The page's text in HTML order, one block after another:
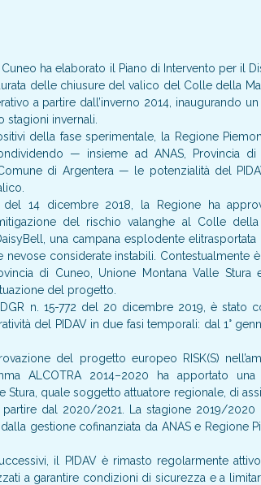
ha elaborato il Piano di Intervento per il
delle chiusure del valico del Colle della
a partire dall’inverno 2014, inaugurando
stagioni invernali.
della fase sperimentale, la Regione
— insieme ad ANAS, Provincia
di Argentera — le potenzialità del
14 dicembre 2018, la Regione ha
del rischio valanghe al Colle della
una campana esplodente
considerate instabili. Contestualmente
di Cuneo, Unione Montana Valle
del progetto.
n. 15-772 del 20 dicembre 2019, è stato
del PIDAV in due fasi temporali: dal 1°
del progetto europeo RISK(S)
ALCOTRA 2014–2020 ha apportato
Stura, quale soggetto attuatore regionale, di
partire dal 2020/2021. La stagione 2019/
gestione cofinanziata da ANAS e Regione
il PIDAV è rimasto regolarmente
a garantire condizioni di sicurezza e a